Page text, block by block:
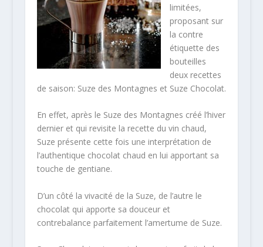
limitées,
proposant sur
la contre
étiquette des
bouteilles
deux recettes
de saison: Suze des Montagnes et Suze Chocolat.
En effet, après le Suze des Montagnes créé l’hiver
dernier et qui revisite la recette du vin chaud,
Suze présente cette fois une interprétation de
l’authentique chocolat chaud en lui apportant sa
touche de gentiane.
D’un côté la vivacité de la Suze, de l’autre le
chocolat qui apporte sa douceur et
contrebalance parfaitement l’amertume de Suze.